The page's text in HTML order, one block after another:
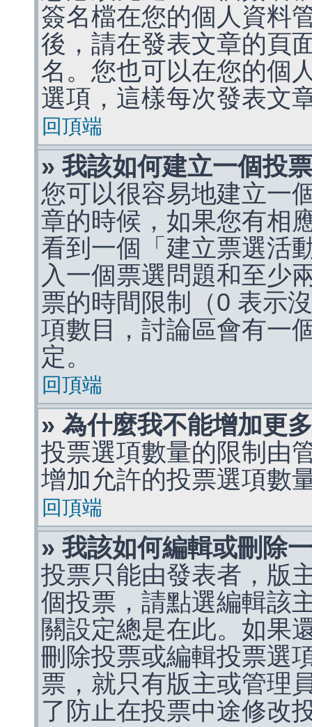
簽名檔在您的個人資料
後，請在發表文章的頁
名。您也可以在您的個
選項，這樣每次發表文
回頂端
» 我該如何建立一個投
您可以很容易地建立一
章的時候，如果您有相
看到一個「建立票選活
入一個票選問題和至少
票的時間限制（0 表示
項數目，討論區會有一
定。
回頂端
» 為什麼我不能增加更
投票選項數量的限制由
增加允許的投票選項數
回頂端
» 我該如何編輯或刪除
投票只能由發表者，版
個投票，請點選編輯該
關設定總是在此。如果
刪除投票或編輯投票選
票，就只有版主或管理
了防止在投票中途修改